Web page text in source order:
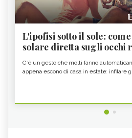
L'ipofisi sotto il sole:
solare diretta sugli occhi
C'è un gesto che molti fanno
appena escono di casa in estate: infilare